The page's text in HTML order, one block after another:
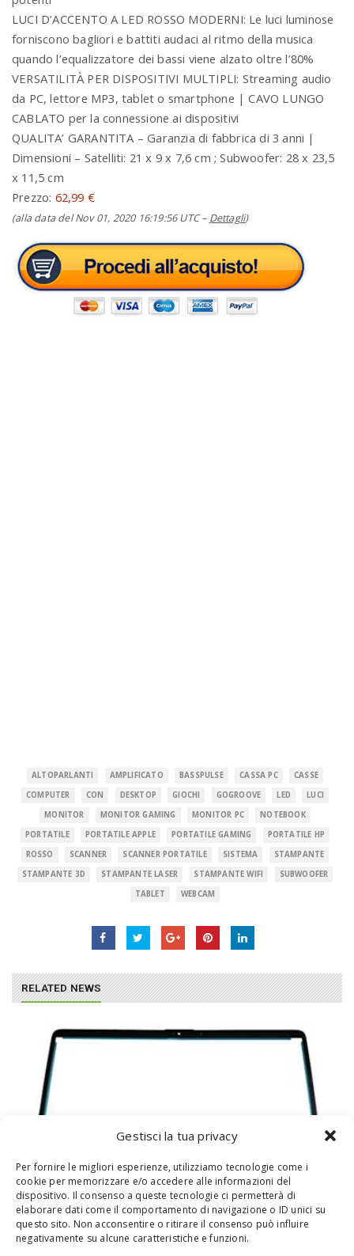
Gestisci la tua privacy
Per fornire le migliori esperienze, utilizziamo tecnologie come i
cookie per memorizzare e/o accedere alle informazioni del
dispositivo. Il consenso a queste tecnologie ci permetterà di
elaborare dati come il comportamento di navigazione o ID unici su
questo sito. Non acconsentire o ritirare il consenso può influire
negativamente su alcune caratteristiche e funzioni.
LUCI D’ACCENTO A LED ROSSO MODERNI: Le luci luminose
forniscono bagliori e battiti audaci al ritmo della musica
quando l’equalizzatore dei bassi viene alzato oltre l’80%
VERSATILITÀ PER DISPOSITIVI MULTIPLI: Streaming audio
da PC, lettore MP3, tablet o smartphone | CAVO LUNGO
CABLATO per la connessione ai dispositivi
QUALITA’ GARANTITA – Garanzia di fabbrica di 3 anni |
Dimensioni – Satelliti: 21 x 9 x 7,6 cm ; Subwoofer: 28 x 23,5
x 11,5 cm
Prezzo: 62,99 €
(alla data del Nov 01, 2020 16:19:56 UTC – Dettagli)
ALTOPARLANTI AMPLIFICATO BASSPULSE CASSA PC
CASSE
COMPUTER
CON DESKTOP GIOCHI GOGROOVE LED
LUCI
MONITOR
MONITOR GAMING MONITOR PC
NOTEBOOK
PORTATILE
PORTATILE APPLE PORTATILE GAMING
PORTATILE HP
ROSSO
SCANNER SCANNER PORTATILE SISTEMA
STAMPANTE
STAMPANTE 3D
STAMPANTE LASER STAMPANTE WIFI
SUBWOOFER
TABLET
WEBCAM
RELATED NEWS
HP L63608-001 Accessori Originale per
Computer Portatile